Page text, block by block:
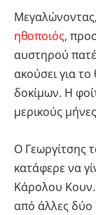
Μεγαλώνοντας,
ηθοποιός,
αυστηρού
ακούσει για
δοκίμων. Η
μερικούς
Ο Γεωργίτσης
κατάφερε να
Κάρολου Κουν.
από άλλες δύο